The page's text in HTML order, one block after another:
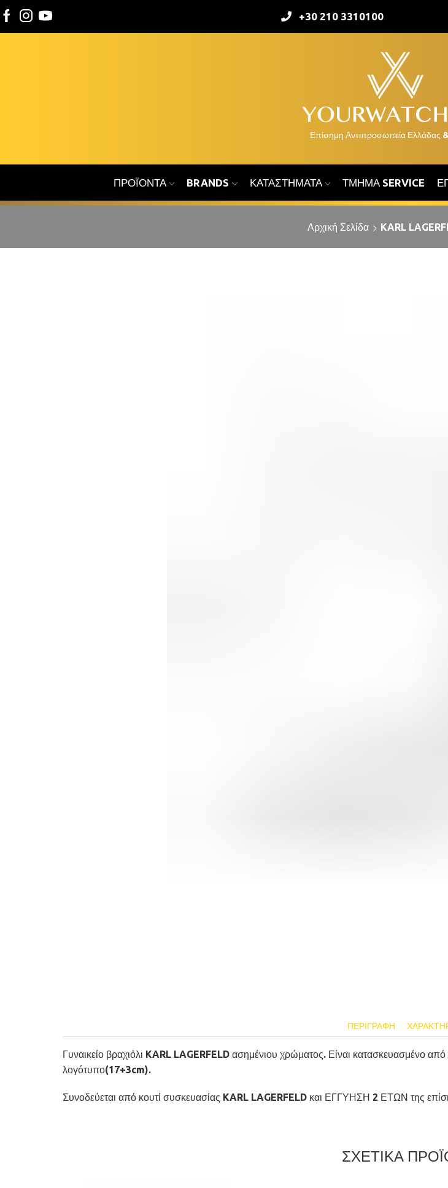
+30 210 3310100
ΠΡΟΪΌΝΤΑ BRANDS ΚΑΤΑΣΤΉΜΑΤΑ ΤΜΉΜΑ SERVICE
Αρχική Σελίδα KARL
ΠΕΡΙΓΡΑΦΉ
Γυναικείο βραχιόλι KARL LAGERFELD ασημένιου χρώματος. Είναι κατασκευασμένο από
λογότυπο(17+3cm).
Συνοδεύεται από κουτί συσκευασίας KARL LAGERFELD και ΕΓΓΥΗΣΗ 2 ΕΤΩΝ της
ΣΧΕΤΙΚΑ